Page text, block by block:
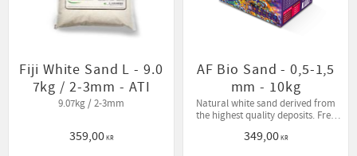
Fiji White Sand L - 9.0
7kg / 2-3mm - ATI
9.07kg / 2-3mm
359,00KR
AF Bio Sand - 0,5-1,5
mm - 10kg
Natural white sand derived from
the highest quality deposits. Free
349,00KR